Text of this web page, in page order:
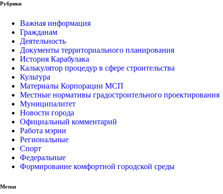
Рубрики
Важная информация
Гражданам
Деятельность
Документы территориального планирования
История Карабулака
Калькулятор процедур в сфере строительства
Культура
Материалы Корпорации МСП
Местные нормативы градостроительного проектирования
Муниципалитет
Новости города
Официальный комментарий
Работа мэрии
Региональные
Спорт
Федеральные
Формирование комфортной городской среды
Метки